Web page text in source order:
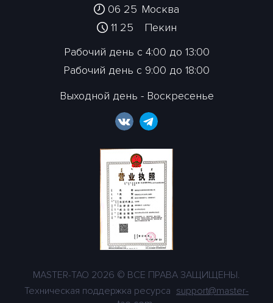
06 25 Москва
11 25
Пекин
Рабочий день с 4:00 до 13:00
Рабочий день с 9:00 до 18:00
Выходной день - Воскресенье
MASTER-TAO 2026 © ВСЕ ПРАВА ЗАЩИЩЕНЫ.
Техническая поддержка ресурса support@master-